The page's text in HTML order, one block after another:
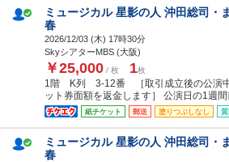
ミュージカル 星影の人 沖田総司・
春
2026/12/03 (木) 17時30分
SkyシアターMBS (大阪)
￥25,000 / 枚 1枚
1階 K列 3-12番 ［取引成立後の公演
ット券面額を返金します］ 公演日の1週
紙チケット 郵送 塗りつぶしなし
ミュージカル 星影の人 沖田総司・
春